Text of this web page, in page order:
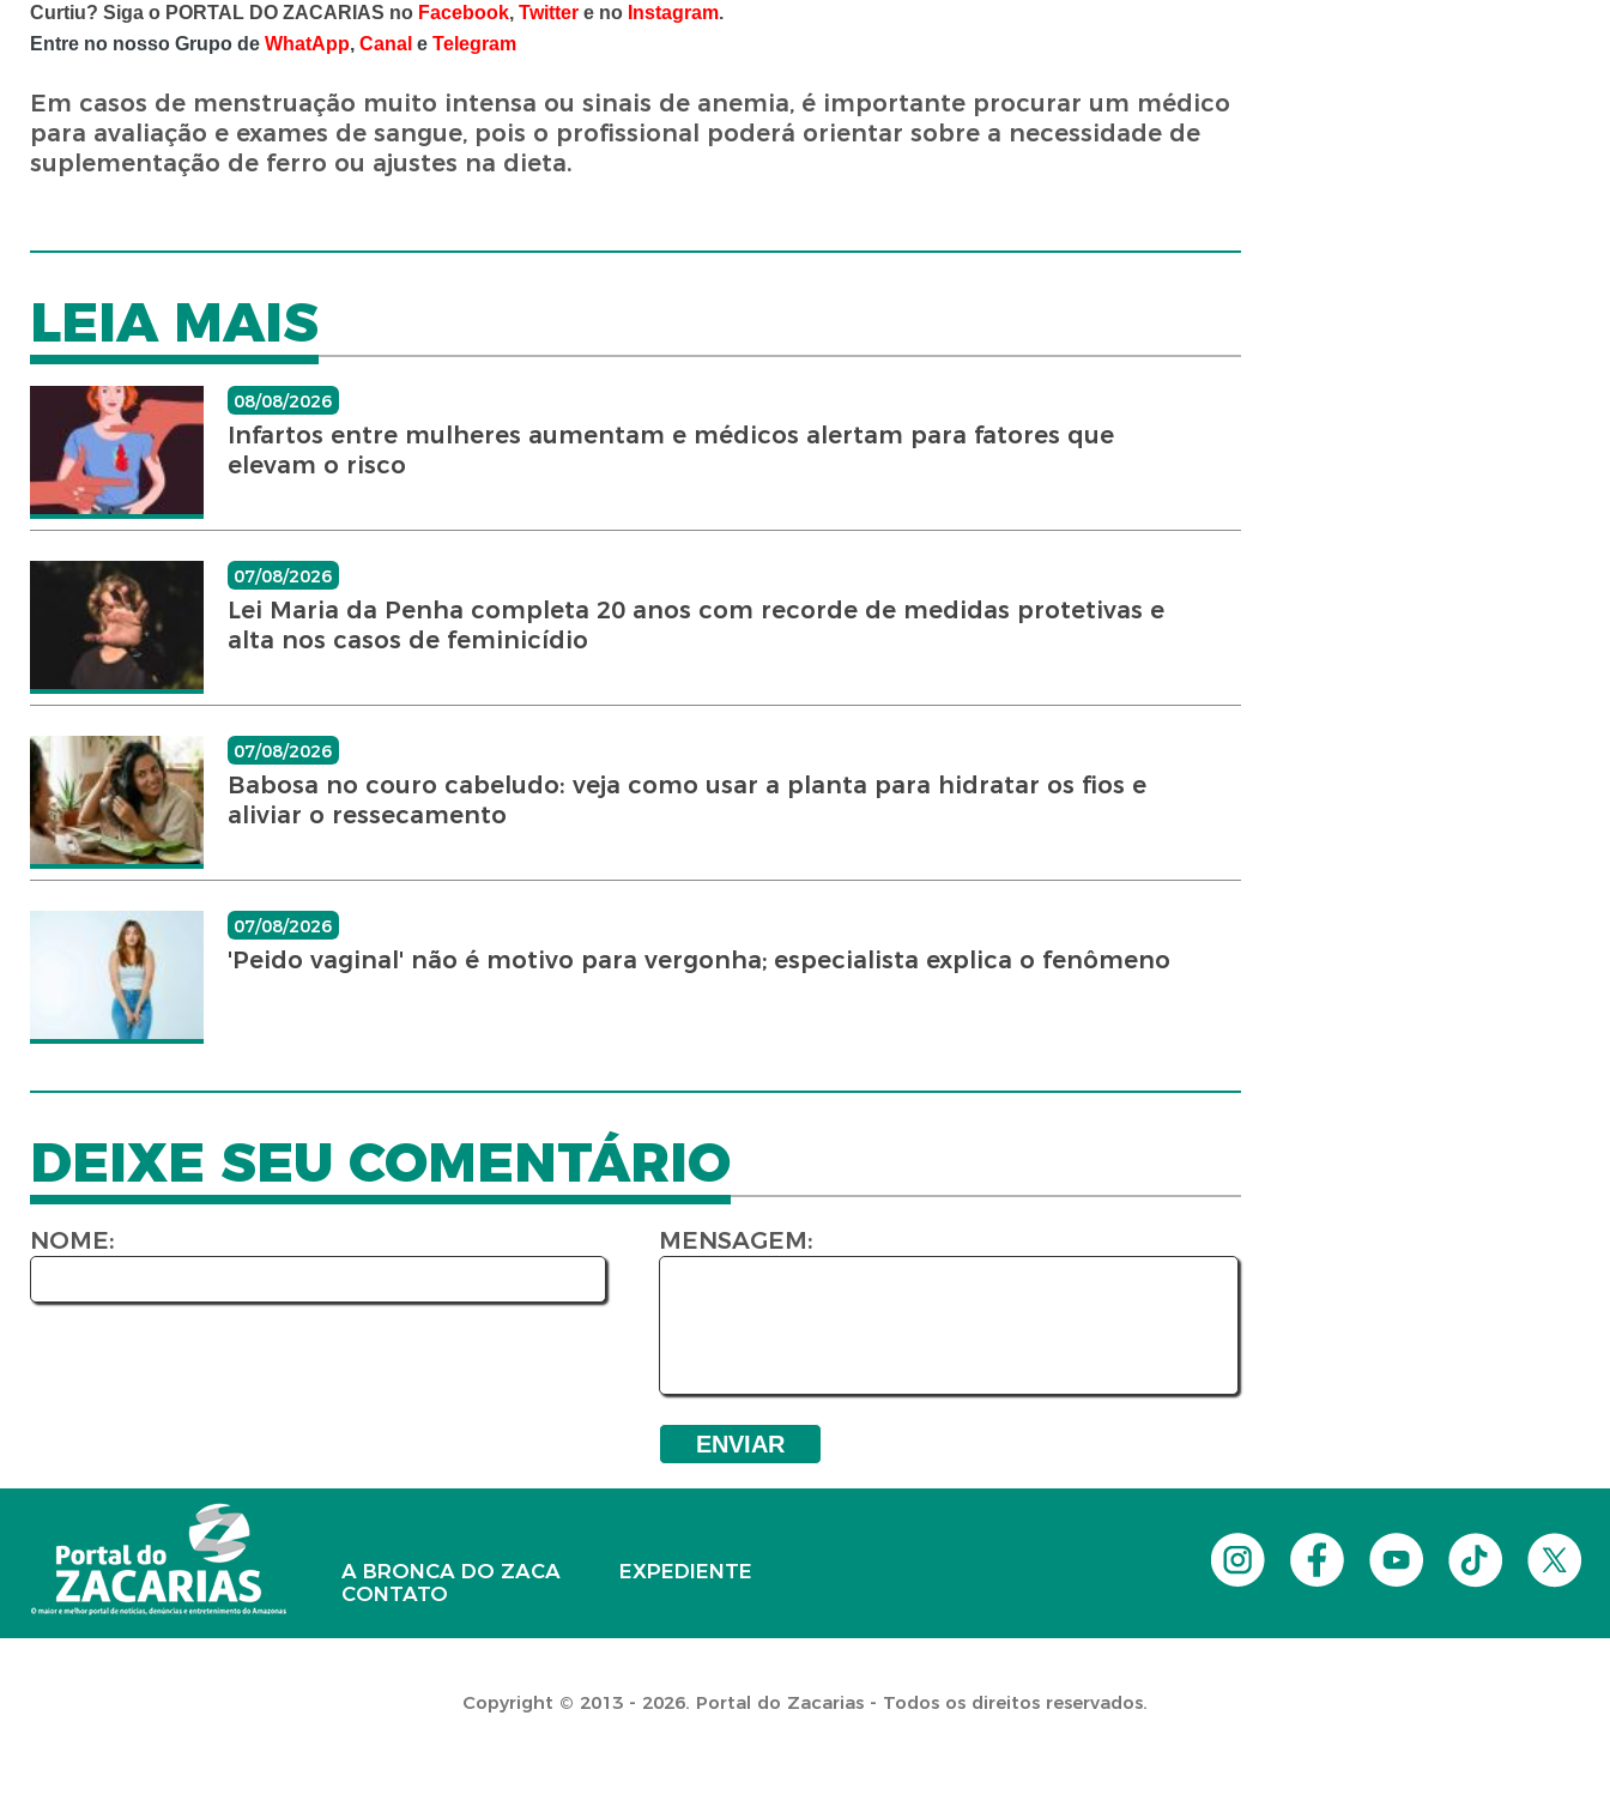
Curtiu? Siga o PORTAL DO ZACARIAS no Facebook, Twittere no Instagram.
Entre no nosso Grupo de WhatApp, Canal e Telegram
Em casos de menstruação muito intensa ou sinais de anemia, é importante procurar um médico
para avaliação e exames de sangue, pois o profissional poderá orientar sobre a necessidade de
suplementação de ferro ou ajustes na dieta.
LEIA MAIS
08/08/2026
Infartos entre mulheres aumentam e médicos alertam para fatores que
elevam o risco
07/08/2026
Lei Maria da Penha completa 20 anos com recorde de medidas protetivas e
alta nos casos de feminicídio
07/08/2026
Babosa no couro cabeludo: veja como usar a planta para hidratar os fios e
aliviar o ressecamento
07/08/2026
'Peido vaginal' não é motivo para vergonha; especialista explica o fenômeno
DEIXE SEU COMENTÁRIO
NOME: MENSAGEM:
A BRONCA DO ZACA
EXPEDIENTE
CONTATO
Copyright © 2013 - 2026. Portal do Zacarias - Todos os direitos reservados.